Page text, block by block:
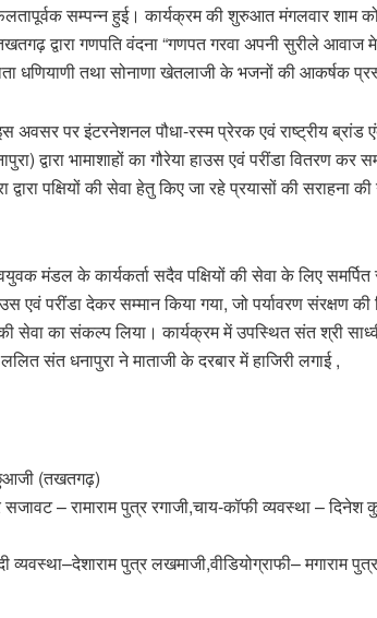
सम्पन्न हुई। कार्यक्रम की शुरुआत मंगलवार शाम
द्वारा गणपति वंदना “गणपत गरवा अपनी सुरीले
धणियाणी तथा सोनाणा खेतलाजी के भजनों की आकर्षक
अवसर पर इंटरनेशनल पौधा-रस्म प्रेरक एवं राष्ट्रीय ब्रांड
द्वारा भामाशाहों का गौरेया हाउस एवं परींडा वितरण कर
पक्षियों की सेवा हेतु किए जा रहे प्रयासों की सराहना की
मंडल के कार्यकर्ता सदैव पक्षियों की सेवा के लिए
एवं परींडा देकर सम्मान किया गया, जो पर्यावरण संरक्षण
सेवा का संकल्प लिया। कार्यक्रम में उपस्थित संत श्री
संत धनापुरा ने माताजी के दरबार में हाजिरी लगाई ,
(तखतगढ़)
– रामाराम पुत्र रगाजी,चाय-कॉफी व्यवस्था – दिनेश
पुत्र लखमाजी,वीडियोग्राफी– मगाराम